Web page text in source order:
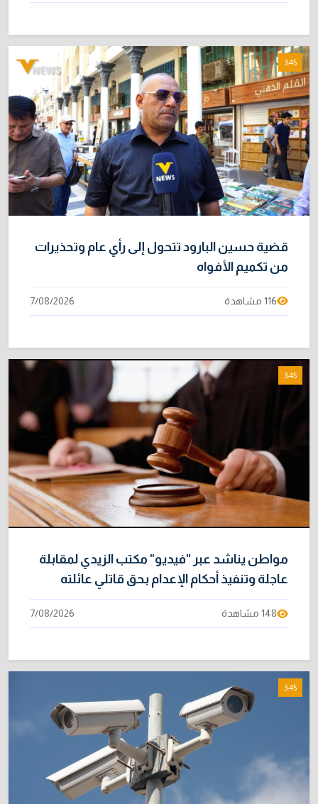
3:45
قضية حسين البارود تتحول إلى رأي عام وتحذيرات
من تكميم الأفواه
116 مشاهدة 7/08/2026
3:45
مواطن يناشد عبر "فيديو" مكتب الزيدي لمقابلة
عاجلة وتنفيذ أحكام الإعدام بحق قاتلي عائلته
148 مشاهدة 7/08/2026
3:45